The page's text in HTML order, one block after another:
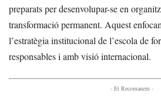
preparats per desenvolupar-se en
transformació permanent. Aquest
l’estratègia institucional de l’escola de
responsables i amb visió internacional.
- Et Recomanem -